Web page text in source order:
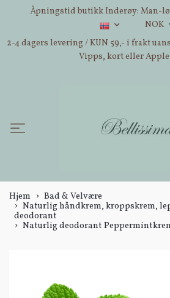
Åpningstid butikk Inderøy: Man-lør:
NOK
2-4 dagers levering / KUN 59,- i frakt
Vipps, kort eller Apple
Hjem
Bad & Velvære
Naturlig håndkrem, kroppskrem,
deodorant
Naturlig deodorant